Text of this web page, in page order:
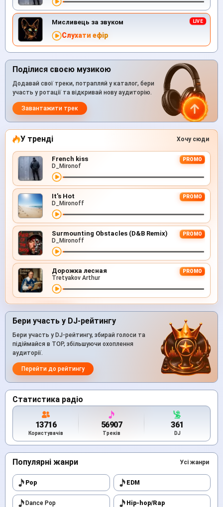
Мисливець за звуком
Слухати ефір
Поділися своєю музикою
Додавай свої треки, потрапляй у каталог, бери
участь у ротації та відкривай нову аудиторію.
Завантажити трек
У тренді Хочу сюди
French kiss PROMO
D_Mironof
It's Hot PROMO
D_Mironoff
Surmounting Obstacles (D&B Remix) PROMO
D_Mironoff
Дорожка лесная PROMO
Tretyakov Arthur
Бери участь у DJ-рейтингу
Бери участь у DJ-рейтингу, збирай голоси та
підіймайся в TOP, збільшуючи охоплення
аудиторії.
Перейти до рейтингу
Статистика радіо
13716
Користувачів
56907
Треків
361
DJ
Популярні жанри Усі жанри
Pop EDM
Dance Pop Hip-hop/Rap